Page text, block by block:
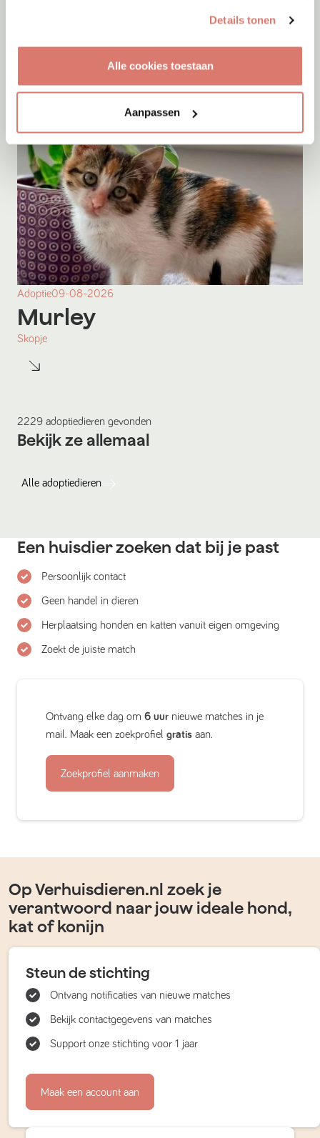
Details tonen
Alle cookies toestaan
Aanpassen
Adoptie09-08-2026
Murley
Skopje
2229 adoptiedieren gevonden
Bekijk ze allemaal
Alle adoptiedieren
Een huisdier zoeken dat bij je past
Persoonlijk contact
Geen handel in dieren
Herplaatsing honden en katten vanuit eigen omgeving
Zoekt de juiste match
Ontvang elke dag om 6 uur nieuwe matches in je
mail. Maak een zoekprofiel gratis aan.
Zoekprofiel aanmaken
Op Verhuisdieren.nl zoek je
verantwoord naar jouw ideale hond,
kat of konijn
Steun de stichting
Ontvang notificaties van nieuwe matches
Bekijk contactgegevens van matches
Support onze stichting voor 1 jaar
Maak een account aan